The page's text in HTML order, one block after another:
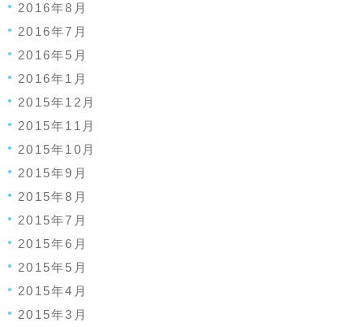
2016年8月
2016年7月
2016年5月
2016年1月
2015年12月
2015年11月
2015年10月
2015年9月
2015年8月
2015年7月
2015年6月
2015年5月
2015年4月
2015年3月